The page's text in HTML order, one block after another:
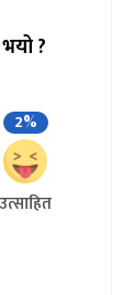
?
2%
उत्साहित